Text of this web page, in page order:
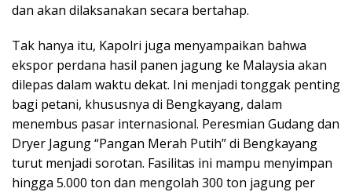
dan akan dilaksanakan secara bertahap.
Tak hanya itu, Kapolri juga menyampaikan bahwa
ekspor perdana hasil panen jagung ke Malaysia akan
dilepas dalam waktu dekat. Ini menjadi tonggak penting
bagi petani, khususnya di Bengkayang, dalam
menembus pasar internasional. Peresmian Gudang dan
Dryer Jagung “Pangan Merah Putih” di Bengkayang
turut menjadi sorotan. Fasilitas ini mampu menyimpan
hingga 5.000 ton dan mengolah 300 ton jagung per